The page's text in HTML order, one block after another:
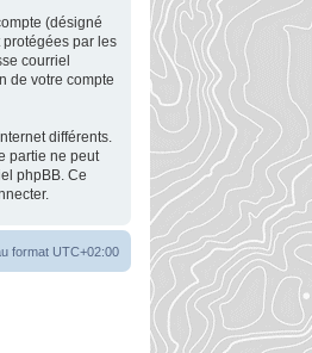
(désigné
par les
courriel
de votre compte
différents.
partie ne peut
phpBB. Ce
format UTC+02:00